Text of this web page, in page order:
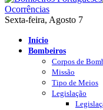
Ocorrências
Sexta-feira, Agosto 7
Início
Bombeiros
Corpos de
Missão
Tipo de Meios
Legislação